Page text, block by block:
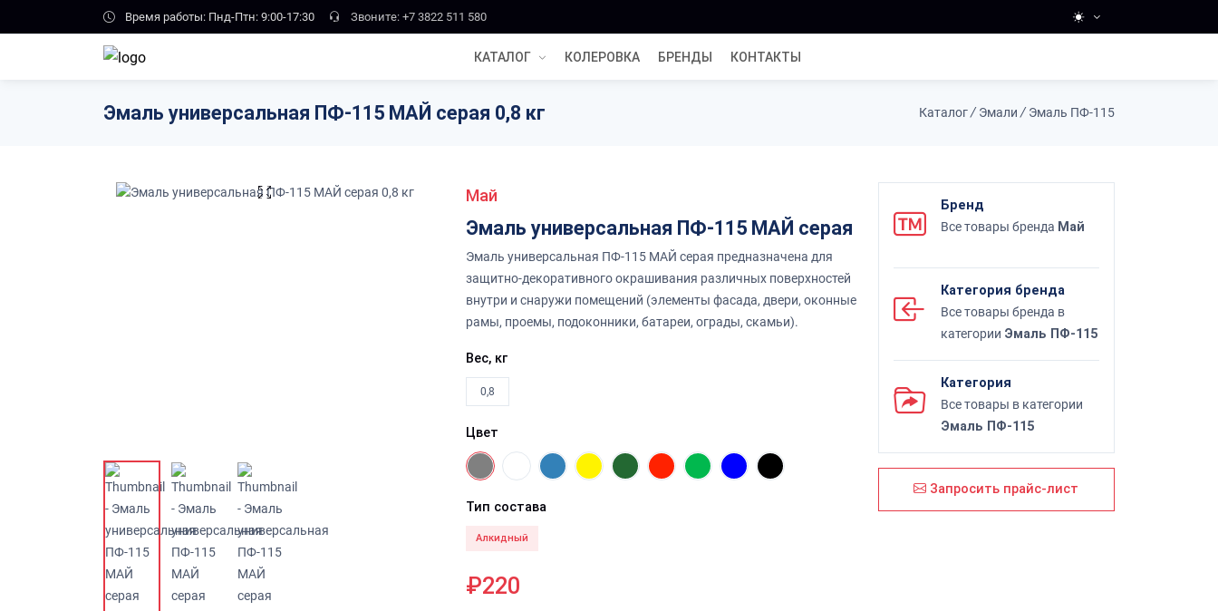
Skip to main content Время работы: Пнд-Птн: 9:00-17:30 Звоните: +7 3822 511 580
КАТАЛОГ КОЛЕРОВКА БРЕНДЫ КОНТАКТЫ
Эмаль универсальная ПФ-115 МАЙ серая 0,8 кг Каталог/ Эмали / Эмаль ПФ-115
Май
Эмаль универсальная ПФ-115 МАЙ серая
Эмаль универсальная ПФ-115 МАЙ серая предназначена для
защитно-декоративного окрашивания различных поверхностей
внутри и снаружи помещений (элементы фасада, двери, оконные
рамы, проемы, подоконники, батареи, ограды, скамьи).
Вес, кг
0,8
Цвет
Тип состава
Алкидный
₽220
Бренд
Все товары бренда Май
Категория бренда
Все товары бренда в
категории Эмаль ПФ-115
Категория
Все товары в категории
Эмаль ПФ-115
Запросить прайс-лист